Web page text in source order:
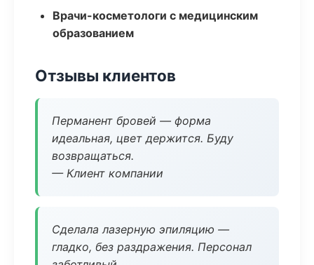
Врачи-косметологи с медицинским
образованием
Отзывы клиентов
Перманент бровей — форма
идеальная, цвет держится. Буду
возвращаться.
— Клиент компании
Сделала лазерную эпиляцию —
гладко, без раздражения. Персонал